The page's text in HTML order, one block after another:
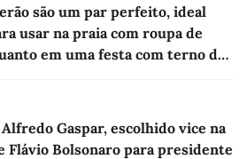
são um par perfeito, ideal
usar na praia com roupa de
em uma festa com terno de
Gaspar, escolhido vice na
Flávio Bolsonaro para presidente